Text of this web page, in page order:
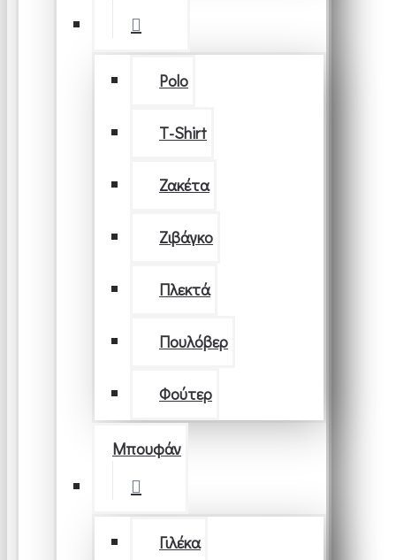
Polo
T-Shirt
Ζακέτα
Ζιβάγκο
Πλεκτά
Πουλόβερ
Φούτερ
Μπουφάν
Γιλέκα